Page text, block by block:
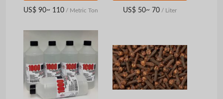
US$ 90~ 110 / Metric Ton US$ 50~ 70 / Liter